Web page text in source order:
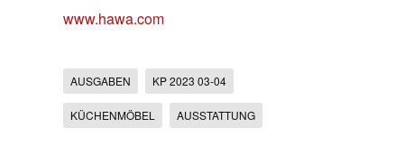
www.hawa.com
AUSGABEN KP 2023 03-04
KÜCHENMÖBEL AUSSTATTUNG